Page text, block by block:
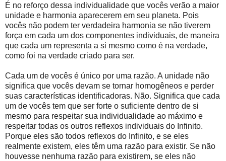
É no reforço dessa individualidade que vocês verão a maior
unidade e harmonia aparecerem em seu planeta. Pois
vocês não podem ter verdadeira harmonia se não tiverem
força em cada um dos componentes individuais, de maneira
que cada um representa a si mesmo como é na verdade,
como foi na verdade criado para ser.
Cada um de vocês é único por uma razão. A unidade não
significa que vocês devam se tornar homogêneos e perder
suas características identificadoras. Não. Significa que cada
um de vocês tem que ser forte o suficiente dentro de si
mesmo para respeitar sua individualidade ao máximo e
respeitar todas os outros reflexos individuais do Infinito.
Porque eles são todos reflexos do Infinito, e se eles
realmente existem, eles têm uma razão para existir. Se não
houvesse nenhuma razão para existirem, se eles não